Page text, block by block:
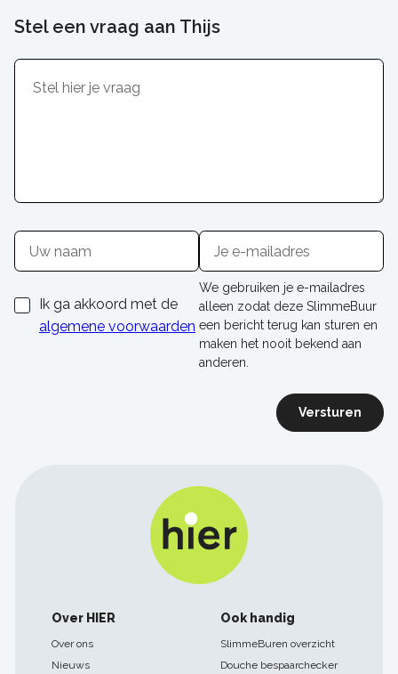
Stel een vraag aan Thijs
Inhoud
Naam
Ik ga akkoord met de
algemene voorwaarden
E-
mailadres
We gebruiken je e-mailadres
alleen zodat deze SlimmeBuur
een bericht terug kan sturen en
maken het nooit bekend aan
anderen.
Versturen
Footer
navigatie
Over HIER
Over ons
Nieuws
Ook handig
SlimmeBuren overzicht
Douche bespaarchecker